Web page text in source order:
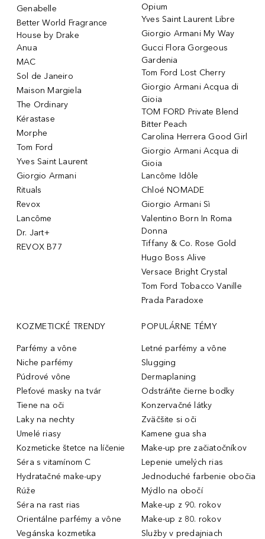
Genabelle
Better World Fragrance
House by Drake
Anua
MAC
Sol de Janeiro
Maison Margiela
The Ordinary
Kérastase
Morphe
Tom Ford
Yves Saint Laurent
Giorgio Armani
Rituals
Revox
Lancôme
Dr. Jart+
REVOX B77
Opium
Yves Saint Laurent Libre
Giorgio Armani My Way
Gucci Flora Gorgeous
Gardenia
Tom Ford Lost Cherry
Giorgio Armani Acqua di
Gioia
TOM FORD Private Blend
Bitter Peach
Carolina Herrera Good Girl
Giorgio Armani Acqua di
Gioia
Lancôme Idôle
Chloé NOMADE
Giorgio Armani Sì
Valentino Born In Roma
Donna
Tiffany & Co. Rose Gold
Hugo Boss Alive
Versace Bright Crystal
Tom Ford Tobacco Vanille
Prada Paradoxe
KOZMETICKÉ TRENDY
Parfémy a vône
Niche parfémy
Púdrové vône
Pleťové masky na tvár
Tiene na oči
Laky na nechty
Umelé riasy
Kozmeticke štetce na líčenie
Séra s vitamínom C
Hydratačné make-upy
Rúže
Séra na rast rias
Orientálne parfémy a vône
Vegánska kozmetika
POPULÁRNE TÉMY
Letné parfémy a vône
Slugging
Dermaplaning
Odstráňte čierne bodky
Konzervačné látky
Zväčšite si oči
Kamene gua sha
Make-up pre začiatočníkov
Lepenie umelých rias
Jednoduché farbenie obočia
Mýdlo na obočí
Make-up z 90. rokov
Make-up z 80. rokov
Služby v predajniach